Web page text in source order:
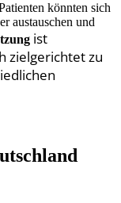
könnten sich
austauschen und
ist
zielgerichtet zu